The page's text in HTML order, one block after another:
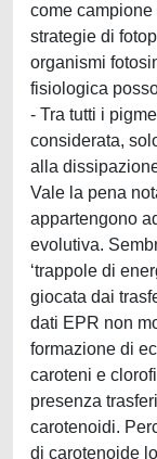
come
strategie di
organismi
fisiologica
- Tra tutti i
considerata,
alla
Vale la pena
appartengono
evolutiva.
‘trappole di
giocata dai
dati EPR non
formazione di
caroteni e
presenza
carotenoidi.
di carotenoide